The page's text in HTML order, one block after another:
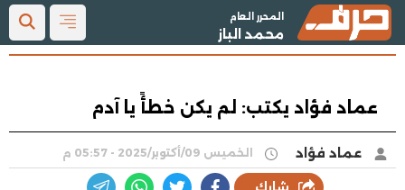
المحرر العام
محمد الباز
عماد فؤاد يكتب: لم يكن خطأً يا آدم
عماد فؤاد الخميس 09/أكتوبر/2025 - 05:57 م